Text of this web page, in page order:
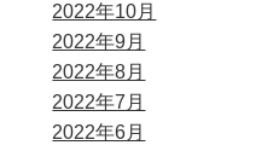
2022年10月
2022年9月
2022年8月
2022年7月
2022年6月